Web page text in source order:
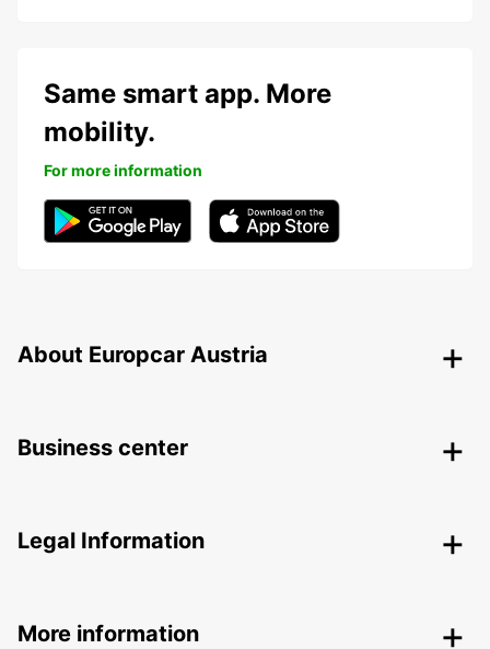
Same smart app. More
mobility.
For more information
About Europcar Austria
Business center
Legal Information
More information